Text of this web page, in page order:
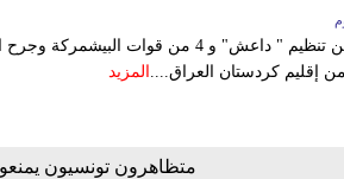
قتل 20 عنصرًا من تنظيم " داعش" و 4 من
من إقليم كردستان العراق.... المزيد
متظاهرون تونسيون